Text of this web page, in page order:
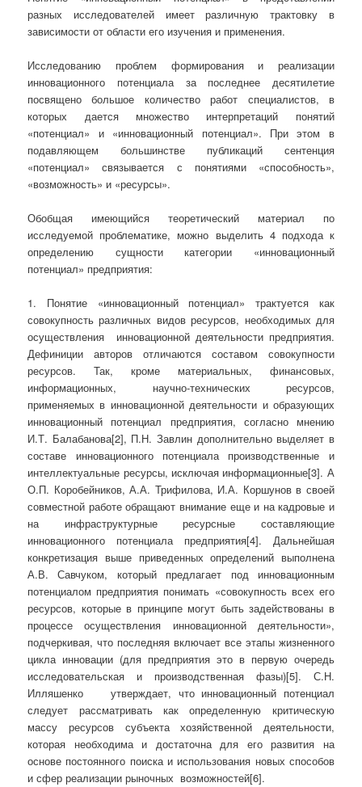
разных исследователей имеет различную трактовку в
зависимости от области его изучения и применения.
Исследованию проблем формирования и реализации
инновационного потенциала за последнее десятилетие
посвящено большое количество работ специалистов, в
которых дается множество интерпретаций понятий
«потенциал» и «инновационный потенциал». При этом в
подавляющем большинстве публикаций сентенция
«потенциал» связывается с понятиями «способность»,
«возможность» и «ресурсы».
Обобщая имеющийся теоретиче­ский материал по
исследуемой проблематике, можно выделить 4 подхода к
опреде­лению сущности категории «инновацион­ный
потенциал» предприятия:
1. Понятие «инновационный потенци­ал» трактуется как
совокупность различ­ных видов ресурсов, необходимых для
осуществления инновационной деятельно­сти предприятия.
Дефиниции авторов от­личаются составом совокупности
ресурсов. Так, кроме материальных, финансовых,
информационных, научно-технических ре­сурсов,
применяемых в инновационной деятельности и образующих
инновацион­ный потенциал предприятия, согласно мнению
И.Т. Балабанова[2], П.Н. Завлин дополнительно выделяет в
составе иннова­ционного потенциала производственные и
интеллектуальные ресурсы, исключая информационные[3]. А
О.П. Коробейников, А.А. Трифилова, И.А. Коршунов в своей
совместной работе обращают внимание еще и на кадровые и
на инфраструктурные ресурсные составляющие
инновационного потенциала предприятия[4]. Дальнейшая
конкретизация выше приведенных опреде­лений выполнена
А.В. Савчуком, который предлагает под инновационным
потенциа­лом предприятия понимать «совокупность всех его
ресурсов, которые в принципе мо­гут быть задействованы в
процессе осуще­ствления инновационной деятельности»,
подчеркивая, что последняя включает все этапы жизненного
цикла инновации (для предприятия это в первую очередь
иссле­довательская и производственная фазы)[5]. С.Н.
Илляшенко утверждает, что ин­новационный потенциал
следует рассмат­ривать как определенную критическую
массу ресурсов субъекта хозяйственной деятельности,
которая необходима и дос­таточна для его развития на
основе посто­янного поиска и использования новых спо­собов
и сфер реализации рыночных возможностей[6].